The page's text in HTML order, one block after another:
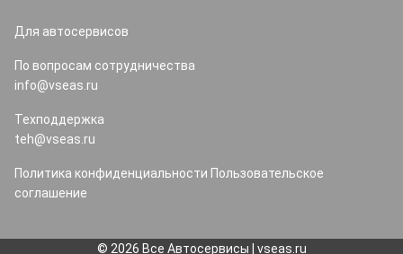
Для автосервисов
По вопросам сотрудничества
info@vseas.ru
Техподдержка
teh@vseas.ru
Политика конфиденциальности Пользовательское
соглашение
© 2026 Все Автосервисы | vseas.ru